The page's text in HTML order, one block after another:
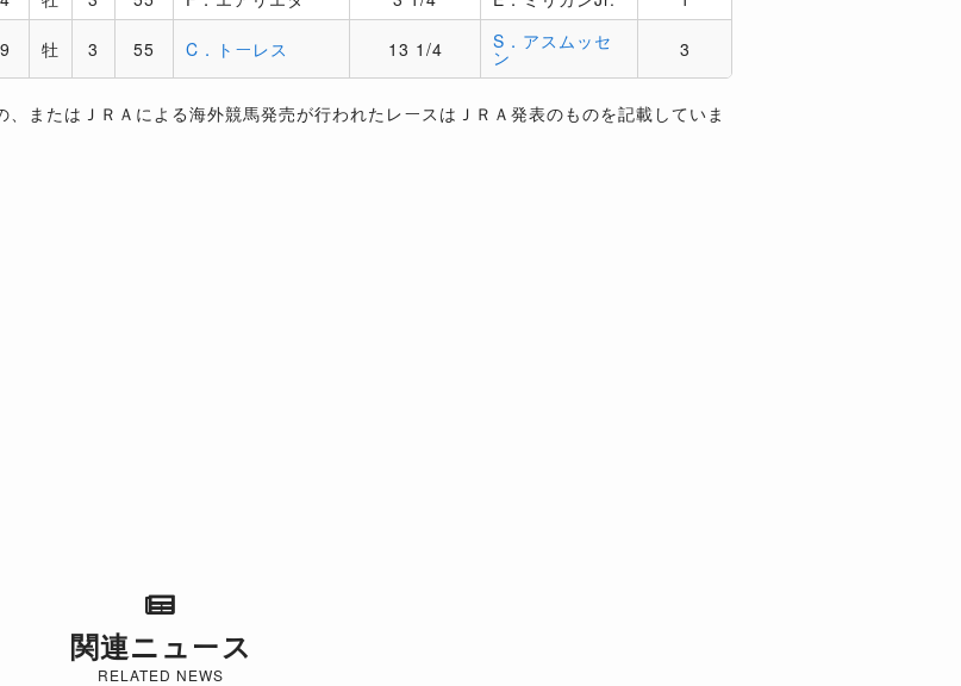
牡 3 55 C．トーレス 13 1/4 S．アスムッセ
ン 3
またはＪＲＡによる海外競馬発売が行われたレースはＪＲＡ発表のものを記載していま
関連ニュース
RELATED NEWS